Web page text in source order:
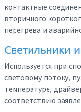
контактные
вторичного
перегрева и
Светильники
Используется при
световому потоку,
температуре,
соответствию